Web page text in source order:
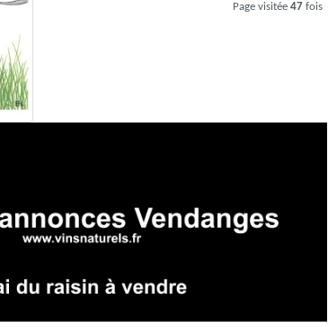
Page visitée 47fois